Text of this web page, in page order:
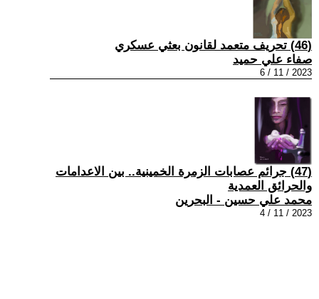
(46) تحريف متعمد لقانون بعثي عسكري
صفاء علي حميد
2023 / 11 / 6
(47) جرائم عصابات الزمرة الخمينية.. بين الاعدامات
والحرائق العمدية
محمد علي حسين - البحرين
2023 / 11 / 4